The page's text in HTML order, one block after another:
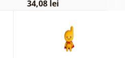
34,08 lei